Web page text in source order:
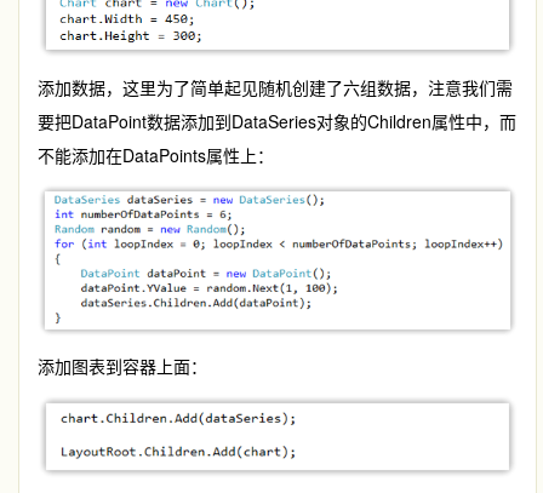
添加数据，这里为了简单起见随机创建了六组数据，注意我们需
要把DataPoint数据添加到DataSeries对象的Children属性中，而
不能添加在DataPoints属性上：
添加图表到容器上面：